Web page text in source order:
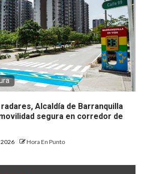
Alcaldía de Barranquilla
segura en corredor de
2026 Hora En Punto